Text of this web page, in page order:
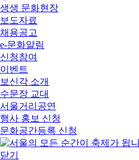
생생 문화현장
보도자료
채용공고
e-문화알림
신청참여
이벤트
보신각 소개
수문장 교대
서울거리공연
행사 홍보 신청
문화공간등록 신청
닫기